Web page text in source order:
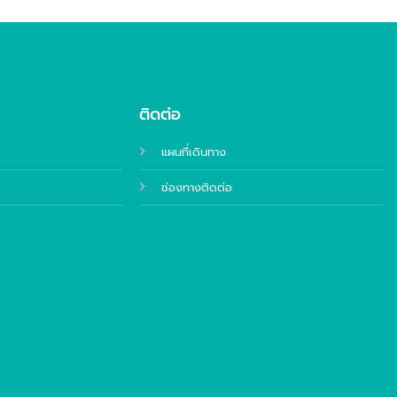
ติดต่อ
แผนที่เดินทาง
ช่องทางติดต่อ